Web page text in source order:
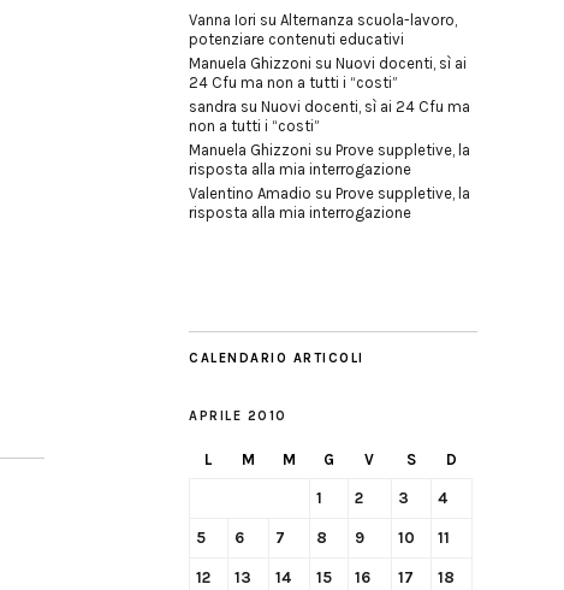
Vanna Iori su Alternanza scuola-lavoro,
potenziare contenuti educativi
Manuela Ghizzoni su Nuovi docenti, sì ai
24 Cfu ma non a tutti i “costi”
sandra su Nuovi docenti, sì ai 24 Cfu ma
non a tutti i “costi”
Manuela Ghizzoni su Prove suppletive, la
risposta alla mia interrogazione
Valentino Amadio su Prove suppletive, la
risposta alla mia interrogazione
CALENDARIO ARTICOLI
APRILE 2010
L M M G V S D
1 2 3 4
5 6 7 8 9 10 11
12 13 14 15 16 17 18